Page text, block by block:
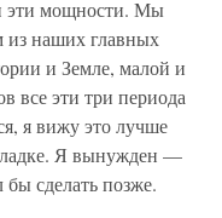
эти мощности. Мы
из наших главных
и Земле, малой и
все эти три периода
я вижу это лучше
Я вынужден —
сделать позже.